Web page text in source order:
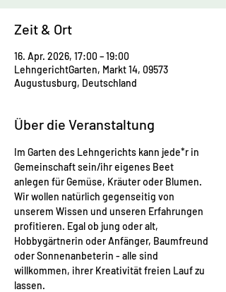
Zeit & Ort
16. Apr. 2026, 17:00 – 19:00
LehngerichtGarten, Markt 14, 09573
Augustusburg, Deutschland
Über die Veranstaltung
Im Garten des Lehngerichts kann jede*r in
Gemeinschaft sein/ihr eigenes Beet
anlegen für Gemüse, Kräuter oder Blumen.
Wir wollen natürlich gegenseitig von
unserem Wissen und unseren Erfahrungen
profitieren. Egal ob jung oder alt,
Hobbygärtnerin oder Anfänger, Baumfreund
oder Sonnenanbeterin - alle sind
willkommen, ihrer Kreativität freien Lauf zu
lassen.